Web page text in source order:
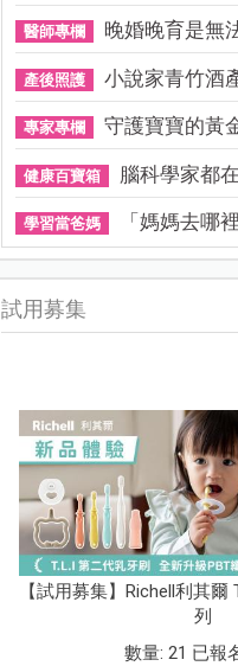
醫師專欄 晚婚晚育是無
產後照護 小說家青竹酒
專家專欄 守護寶寶的黃
健康百寶箱 腦科學家都在
學習當爸媽 「媽媽去哪裡
試用募集
【試用募集】Richell利其
列
數量: 21 已報